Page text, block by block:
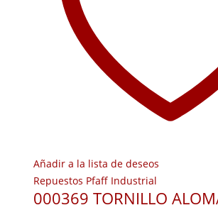
Añadir a la lista de deseos
Repuestos Pfaff Industrial
000369 TORNILLO